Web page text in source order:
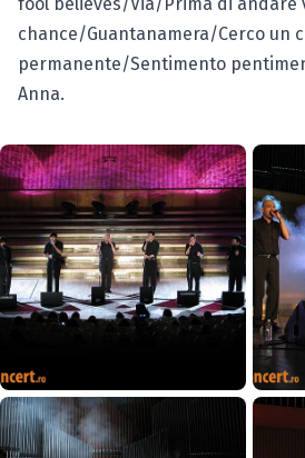
chance/Guantanamera/Cerco un
permanente/Sentimento
Anna.